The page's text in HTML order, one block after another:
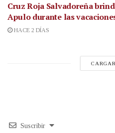
Cruz Roja Salvadoreña
Apulo durante las
HACE 2 DÍAS
Suscribir